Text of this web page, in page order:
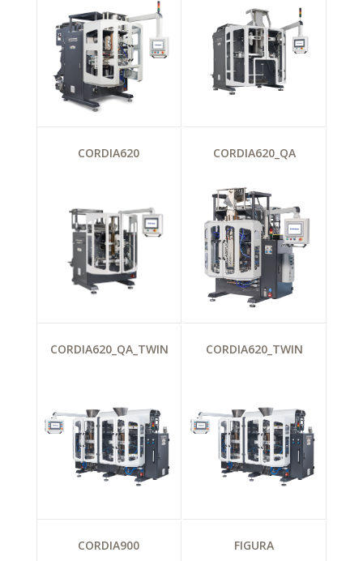
CORDIA620 CORDIA620_QA
CORDIA620_QA_TWIN CORDIA620_TWIN
CORDIA900 FIGURA